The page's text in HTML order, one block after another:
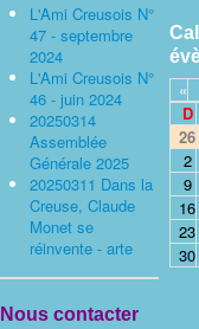
L'Ami Creusois N°
47 - septembre
2024
L'Ami Creusois N°
46 - juin 2024
20250314
Assemblée
Générale 2025
20250311 Dans la
Creuse, Claude
Monet se
réinvente - arte
Nous contacter
«
D
26
2
9
16
23
30